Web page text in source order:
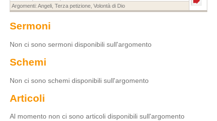
Argomenti: Angeli Terza petizione Volontà di Dio
Sermoni
Non ci sono sermoni disponibili sull'argomento
Schemi
Non ci sono schemi disponibili sull'argomento
Articoli
Al momento non ci sono articoli disponibili sull'argomento